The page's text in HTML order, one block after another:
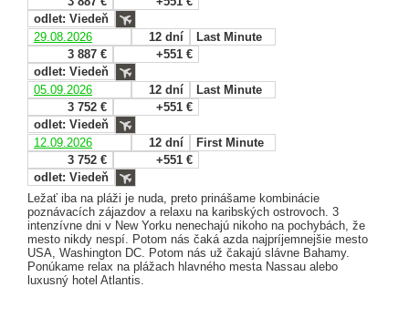
odlet: Viedeň
29.08.2026
12 dní
Last Minute
3 887 €
+551 €
odlet: Viedeň
05.09.2026
12 dní
Last Minute
3 752 €
+551 €
odlet: Viedeň
12.09.2026
12 dní
First Minute
3 752 €
+551 €
odlet: Viedeň
Ležať iba na pláži je nuda, preto prinášame kombinácie
poznávacích zájazdov a relaxu na karibských ostrovoch. 3
intenzívne dni v New Yorku nenechajú nikoho na pochybách, že
mesto nikdy nespí. Potom nás čaká azda najpríjemnejšie mesto
USA, Washington DC. Potom nás už čakajú slávne Bahamy.
Ponúkame relax na plážach hlavného mesta Nassau alebo
luxusný hotel Atlantis.